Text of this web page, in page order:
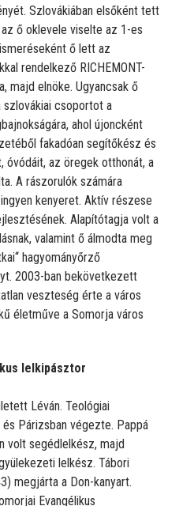
Szlovákiában elsőként tett
ő oklevele viselte az 1-es
ő lett az
rendelkező RICHEMONT-
majd elnöke. Ugyancsak ő
csoportot a
ahol újoncként
fakadóan segítőkész és
óvódáit, az öregek otthonát, a
A rászorulók számára
kenyeret. Aktív részese
Alapítótagja volt a
valamint ő álmodta meg
hagyományőrző
2003-ban bekövetkezett
veszteség érte a város
életműve a Somorja város
lelkipásztor
Léván. Teológiai
Párizsban végezte. Pappá
volt segédlelkész, majd
lelkész. Tábori
megjárta a Don-kanyart.
Evangélikus